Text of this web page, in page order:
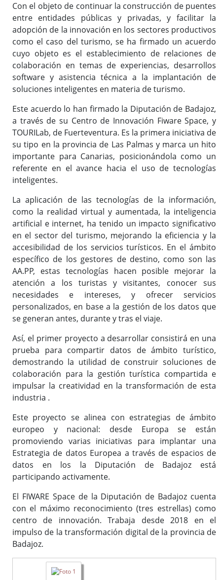
E-Administración EE.LL
EE.LL.
Asistencia Informática
Aplicativos en la Red Segura
Consulta operaciones económico-contables
Copias de seguridad
Gestor de contenidos
Radio en Internet
Red de Comunicaciones Seguras
Badajoz en Red
Badajoz.es
@Webmail
Con el objeto de continuar la construcción de puentes
entre entidades públicas y privadas, y facilitar la
adopción de la innovación en los sectores productivos
como el caso del turismo, se ha firmado un acuerdo
cuyo objeto es el establecimiento de relaciones de
colaboración en temas de experiencias, desarrollos
software y asistencia técnica a la implantación de
soluciones inteligentes en materia de turismo.
Este acuerdo lo han firmado la Diputación de Badajoz,
a través de su Centro de Innovación Fiware Space, y
TOURILab, de Fuerteventura. Es la primera iniciativa de
su tipo en la provincia de Las Palmas y marca un hito
importante para Canarias, posicionándola como un
referente en el avance hacia el uso de tecnologías
inteligentes.
La aplicación de las tecnologías de la información,
como la realidad virtual y aumentada, la inteligencia
artificial e internet, ha tenido un impacto significativo
en el sector del turismo, mejorando la eficiencia y la
accesibilidad de los servicios turísticos. En el ámbito
específico de los gestores de destino, como son las
AA.PP, estas tecnologías hacen posible mejorar la
atención a los turistas y visitantes, conocer sus
necesidades e intereses, y ofrecer servicios
personalizados, en base a la gestión de los datos que
se generan antes, durante y tras el viaje.
Así, el primer proyecto a desarrollar consistirá en una
prueba para compartir datos de ámbito turístico,
demostrando la utilidad de construir soluciones de
colaboración para la gestión turística compartida e
impulsar la creatividad en la transformación de esta
industria .
Este proyecto se alinea con estrategias de ámbito
europeo y nacional: desde Europa se están
promoviendo varias iniciativas para implantar una
Estrategia de datos Europea a través de espacios de
datos en los la Diputación de Badajoz está
participando activamente.
El FIWARE Space de la Diputación de Badajoz cuenta
con el máximo reconocimiento (tres estrellas) como
centro de innovación. Trabaja desde 2018 en el
impulso de la transformación digital de la provincia de
Badajoz.